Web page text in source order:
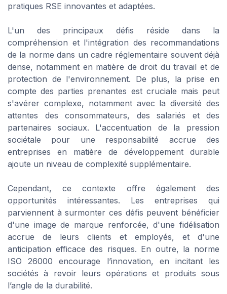
pratiques RSE innovantes et adaptées.
L'un des principaux défis réside dans la
compréhension et l'intégration des recommandations
de la norme dans un cadre réglementaire souvent déjà
dense, notamment en matière de droit du travail et de
protection de l'environnement. De plus, la prise en
compte des parties prenantes est cruciale mais peut
s'avérer complexe, notamment avec la diversité des
attentes des consommateurs, des salariés et des
partenaires sociaux. L'accentuation de la pression
sociétale pour une responsabilité accrue des
entreprises en matière de développement durable
ajoute un niveau de complexité supplémentaire.
Cependant, ce contexte offre également des
opportunités intéressantes. Les entreprises qui
parviennent à surmonter ces défis peuvent bénéficier
d'une image de marque renforcée, d'une fidélisation
accrue de leurs clients et employés, et d'une
anticipation efficace des risques. En outre, la norme
ISO 26000 encourage l’innovation, en incitant les
sociétés à revoir leurs opérations et produits sous
l’angle de la durabilité.